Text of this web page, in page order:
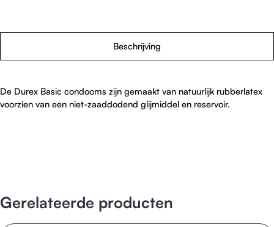
Beschrijving
De Durex Basic condooms zijn gemaakt van natuurlijk rubberlatex
voorzien van een niet-zaaddodend glijmiddel en reservoir.
Gerelateerde producten